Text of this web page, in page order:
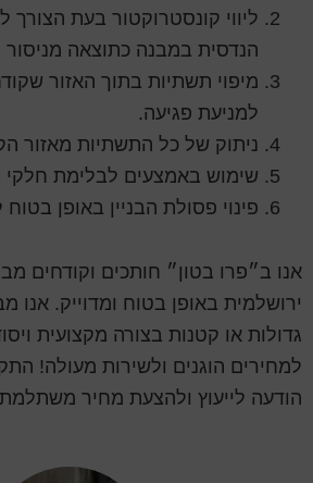
ליווי קונסטרוקטור בעת הצורך
הנדסית במבנה כתוצאה
מיפוי תשתיות בתוך האזור
למניעת פגיעה.
ניתוק של כל התשתיות מאזור
שימוש באמצעים לבלימת חלקי
פינוי פסולת הבניין באופן
אנו ב״פרו בטון״ חותכים וקודחים
ירושלמית באופן בטוח ומדוייק. אנו
גדולות או קטנות בצורה מקצועית
למחירים הוגנים ולשירות מעולה!
הודעה לייעוץ ולהצעת מחיר